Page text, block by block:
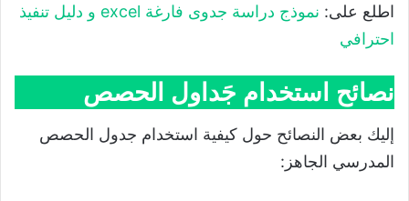
اطلع على:
نموذج دراسة جدوى فارغة excel و دليل تنفيذ
احترافي
نصائح استخدام جَداول الحصص
إليك بعض النصائح حول كيفية استخدام جدول الحصص
المدرسي الجاهز: